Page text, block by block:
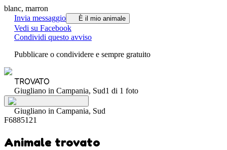
blanc, marron
Invia messaggio
È il mio animale
Vedi su Facebook
Condividi questo avviso
Pubblicare o condividere e sempre gratuito
TROVATO
Giugliano in Campania, Sud1 di 1 foto
Giugliano in Campania, Sud
F6885121
Animale trovato